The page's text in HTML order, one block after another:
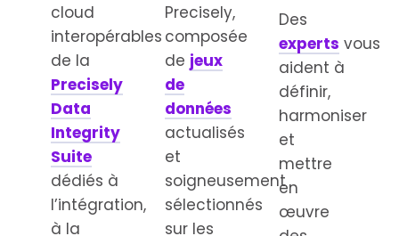
cloud
interopérables
de la
Precisely
Data
Integrity
Suite
dédiés à
l’intégration,
à la
Precisely,
composée
de jeux
de
données
actualisés
et
soigneusement
sélectionnés
sur les
Des
experts vous
aident à
définir,
harmoniser
et
mettre
en
œuvre